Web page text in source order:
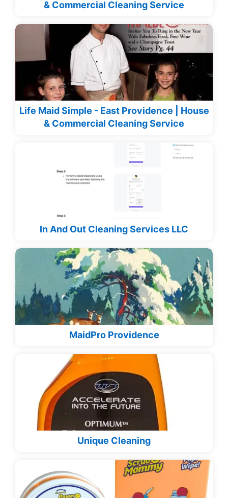
& Commercial Cleaning Service
Life Maid Simple - East Providence | House
& Commercial Cleaning Service
In And Out Cleaning Services LLC
MaidPro Providence
Unique Cleaning